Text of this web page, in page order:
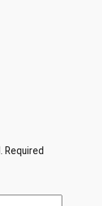
Required